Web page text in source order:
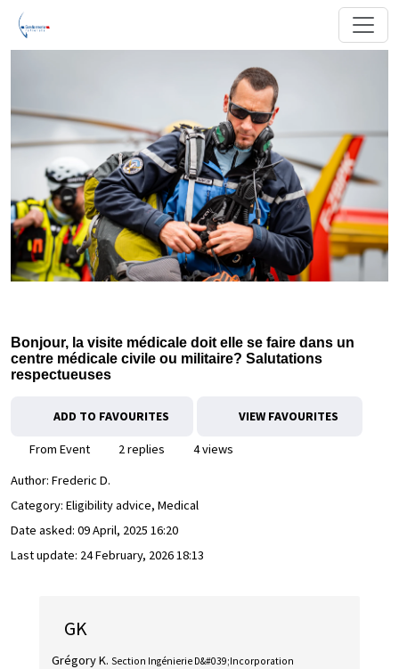
Bonjour, la visite médicale doit elle se faire dans un
centre médicale civile ou militaire? Salutations
respectueuses
ADD TO FAVOURITES VIEW FAVOURITES
From Event 2 replies
4 views
Author: Frederic D.
Category: Eligibility advice, Medical
Date asked: 09 April, 2025 16:20
Last update: 24 February, 2026 18:13
GK
Grégory K. Section Ingénierie D&#039;Incorporation